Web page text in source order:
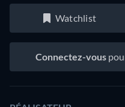
Watchlist
Connectez-vous